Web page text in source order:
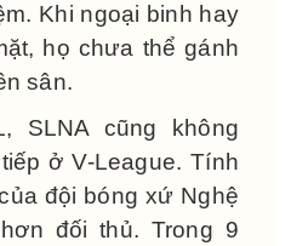
Khi ngoại binh hay
họ chưa thể gánh
sân.
SLNA cũng không
ở V-League. Tính
đội bóng xứ Nghệ
đối thủ. Trong 9